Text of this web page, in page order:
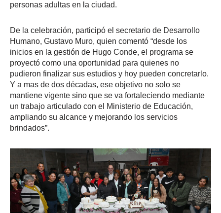
personas adultas en la ciudad.
De la celebración, participó el secretario de Desarrollo
Humano, Gustavo Muro, quien comentó “desde los
inicios en la gestión de Hugo Conde, el programa se
proyectó como una oportunidad para quienes no
pudieron finalizar sus estudios y hoy pueden concretarlo.
Y a mas de dos décadas, ese objetivo no solo se
mantiene vigente sino que se va fortaleciendo mediante
un trabajo articulado con el Ministerio de Educación,
ampliando su alcance y mejorando los servicios
brindados”.